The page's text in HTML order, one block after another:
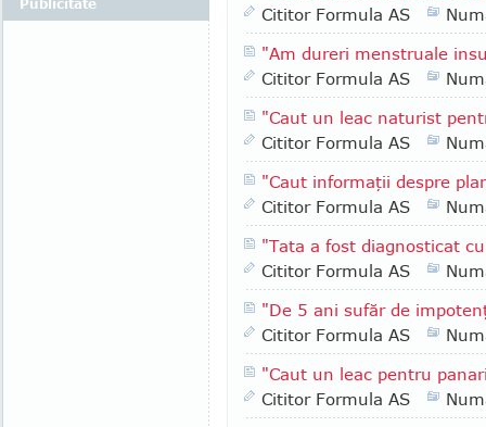
Cititor Formula AS
"Am dureri menstruale
Cititor Formula AS
"Caut un leac naturist
Cititor Formula AS
"Caut informaţii despre
Cititor Formula AS
"Tata a fost diagnosticat
Cititor Formula AS
"De 5 ani sufăr de
Cititor Formula AS
"Caut un leac pentru
Cititor Formula AS
Publicitate